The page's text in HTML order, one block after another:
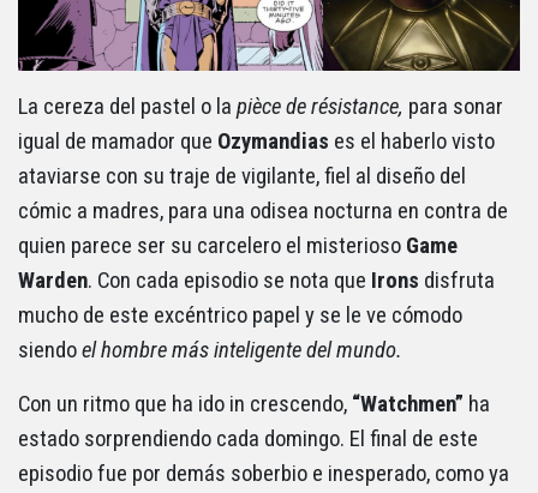
La cereza del pastel o la pièce de résistance, para sonar
igual de mamador que Ozymandias es el haberlo visto
ataviarse con su traje de vigilante, fiel al diseño del
cómic a madres, para una odisea nocturna en contra de
quien parece ser su carcelero el misterioso Game
Warden. Con cada episodio se nota que Irons disfruta
mucho de este excéntrico papel y se le ve cómodo
siendoel hombre más inteligente del mundo.
Con un ritmo que ha ido in crescendo, “Watchmen” ha
estado sorprendiendo cada domingo. El final de este
episodio fue por demás soberbio e inesperado, como ya